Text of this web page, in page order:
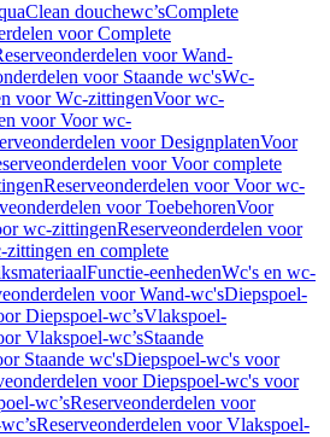
douchewc’sComplete
voor Complete
voor Wand-
voor Staande wc'sWc-
voor Wc-zittingenVoor wc-
voor Voor wc-
voor DesignplatenVoor
voor Voor complete
Reserveonderdelen voor Voor wc-
voor ToebehorenVoor
wc-zittingenReserveonderdelen voor
zittingen en complete
Functie-eenhedenWc's en wc-
voor Wand-wc'sDiepspoel-
Diepspoel-wc’sVlakspoel-
Vlakspoel-wc’sStaande
Staande wc'sDiepspoel-wc's voor
voor Diepspoel-wc's voor
wc’sReserveonderdelen voor
Reserveonderdelen voor Vlakspoel-